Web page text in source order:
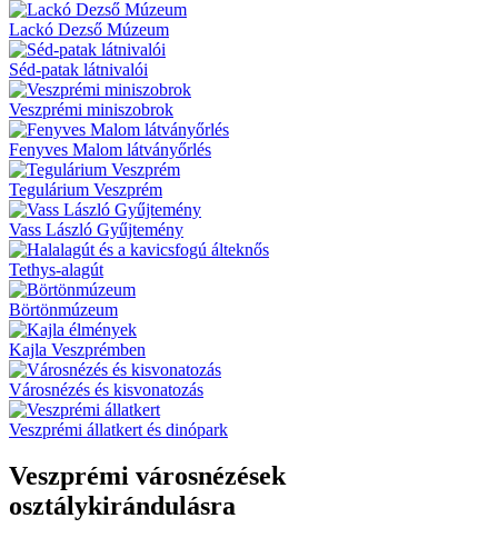
Lackó Dezső Múzeum
Séd-patak látnivalói
Veszprémi miniszobrok
Fenyves Malom látványőrlés
Tegulárium Veszprém
Vass László Gyűjtemény
Tethys-alagút
Börtönmúzeum
Kajla Veszprémben
Városnézés és kisvonatozás
Veszprémi állatkert és dinópark
Veszprémi városnézések
osztálykirándulásra